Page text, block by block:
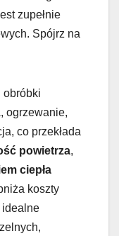
zupełnie
Spójrz na
obróbki
ogrzewanie,
co przekłada
powietrza,
ciepła
koszty
idealne